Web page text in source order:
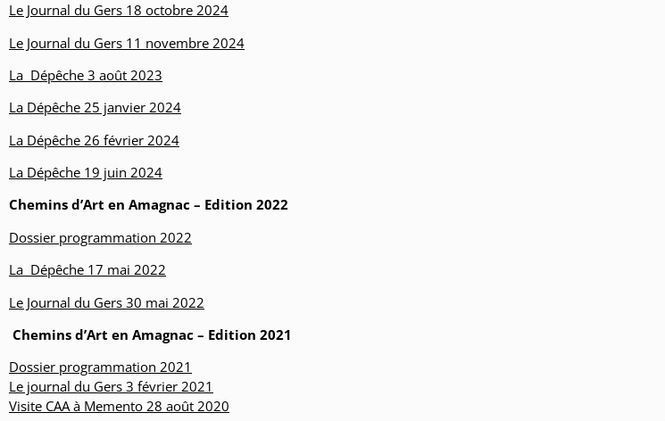
Le Journal du Gers 18 octobre 2024
Le Journal du Gers 11 novembre 2024
La Dépêche 3 août 2023
La Dépêche 25 janvier 2024
La Dépêche 26 février 2024
La Dépêche 19 juin 2024
Chemins d’Art en Amagnac – Edition 2022
Dossier programmation 2022
La Dépêche 17 mai 2022
Le Journal du Gers 30 mai 2022
Chemins d’Art en Amagnac – Edition 2021
Dossier programmation 2021
Le journal du Gers 3 février 2021
Visite CAA à Memento 28 août 2020